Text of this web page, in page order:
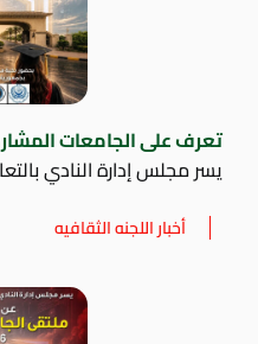
تعرف على الجامعات
يسر مجلس إدارة النادي
أخبار اللجنه الثقافيه